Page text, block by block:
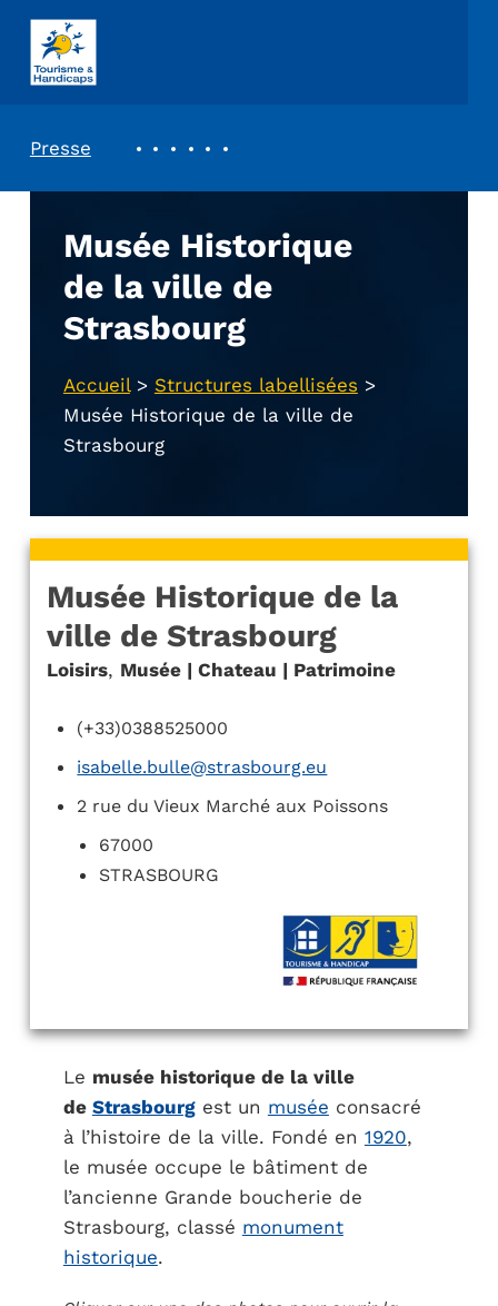
ASSOCIATION TOURISME ET HANDICAPS
Presse
Musée Historique
de la ville de
Strasbourg
Accueil> Structures labellisées >
Musée Historique de la ville de
Strasbourg
Musée Historique de la
ville de Strasbourg
Loisirs, Musée | Chateau | Patrimoine
(+33)0388525000
isabelle.bulle@strasbourg.eu
2 rue du Vieux Marché aux Poissons
67000
STRASBOURG
Le musée historique de la ville
de Strasbourgest un musée consacré
à l’histoire de la ville. Fondé en 1920,
le musée occupe le bâtiment de
l’ancienne Grande boucherie de
Strasbourg, classé monument
historique.